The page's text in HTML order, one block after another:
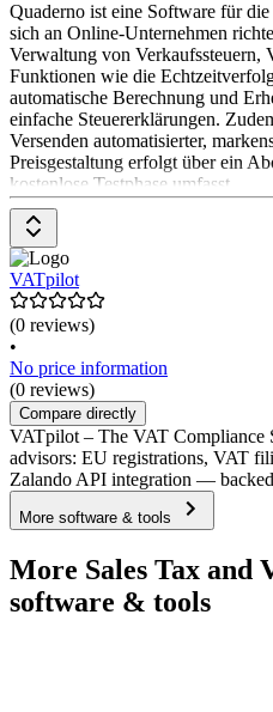
Quaderno ist eine Software für
sich an Online-Unternehmen
Verwaltung von Verkaufssteuern,
Funktionen wie die
automatische Berechnung und
einfache Steuererklärungen.
Versenden automatisierter,
Preisgestaltung erfolgt über ein
kostenlose Testphase umfasst.
VATpilot
(0 reviews)
•
No price information
(0 reviews)
Compare directly
VATpilot – The VAT
advisors: EU registrations, VAT
Zalando API integration —
More software & tools
More Sales Tax and
software & tools